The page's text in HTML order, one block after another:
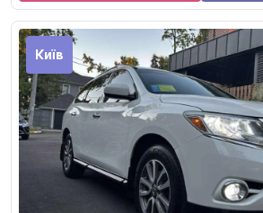
Київ